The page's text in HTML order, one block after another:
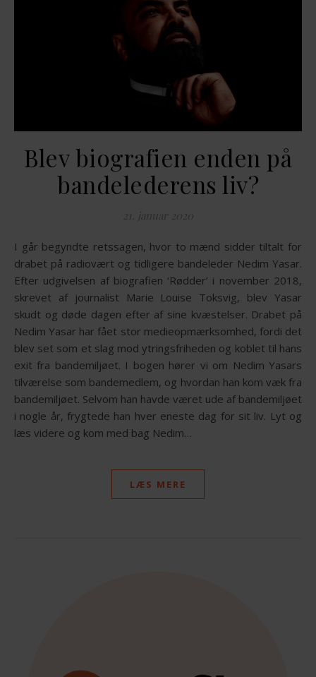
Blev biografien enden på
bandelederens liv?
21. januar 2020
I går begyndte retssagen, hvor to mænd sidder tiltalt for
drabet på radiovært og tidligere bandeleder Nedim Yasar.
Efter udgivelsen af biografien ‘Rødder’ i november 2018,
skrevet af journalist Marie Louise Toksvig, blev Yasar
skudt og døde dagen efter af sine kvæstelser. Drabet på
Nedim Yasar har fået stor medieopmærksomhed, fordi det
blev set som et slag mod ytringsfriheden og koblet til hans
exit fra bandemiljøet. I bogen hører vi om Nedim Yasars
tilværelse som bandemedlem, og hvordan han kom væk fra
bandemiljøet. Selvom han havde været ude af bandemiljøet
i nogle år, frygtede han hver eneste dag for sit liv. Lyt og
læs videre og kom med bag Nedim…
LÆS MERE